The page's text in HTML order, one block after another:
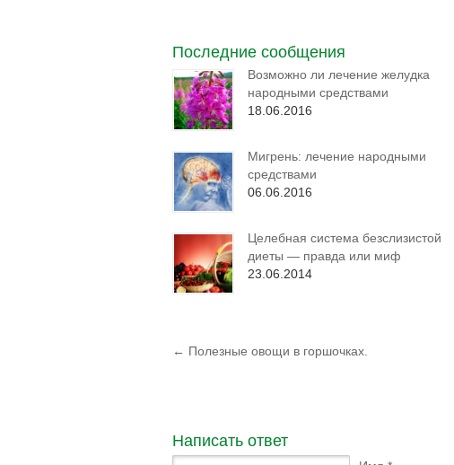
Последние сообщения
Возможно ли лечение желудка
народными средствами
18.06.2016
Мигрень: лечение народными
средствами
06.06.2016
Целебная система безслизистой
диеты — правда или миф
23.06.2014
← Полезные овощи в горшочках.
Написать ответ